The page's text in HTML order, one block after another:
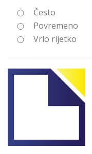
Često
Povremeno
Vrlo rijetko